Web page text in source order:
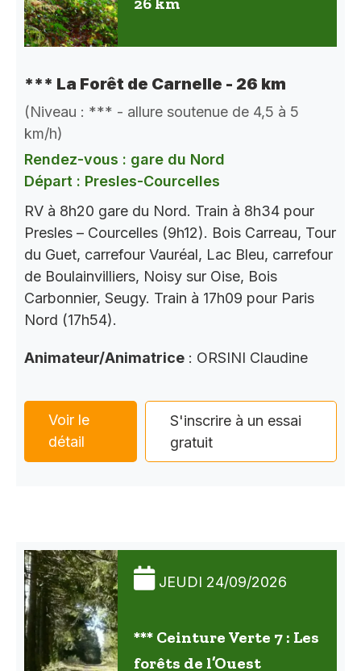
*** La Forêt de Carnelle - 26 km
(Niveau : *** - allure soutenue de 4,5 à 5
km/h)
Rendez-vous : gare du Nord
Départ : Presles-Courcelles
RV à 8h20 gare du Nord. Train à 8h34 pour
Presles – Courcelles (9h12). Bois Carreau, Tour
du Guet, carrefour Vauréal, Lac Bleu, carrefour
de Boulainvilliers, Noisy sur Oise, Bois
Carbonnier, Seugy. Train à 17h09 pour Paris
Nord (17h54).
Animateur/Animatrice : ORSINI Claudine
Voir le
détail
S'inscrire à un essai
gratuit
JEUDI 24/09/2026
*** Ceinture Verte 7 : Les
forêts de l’Ouest